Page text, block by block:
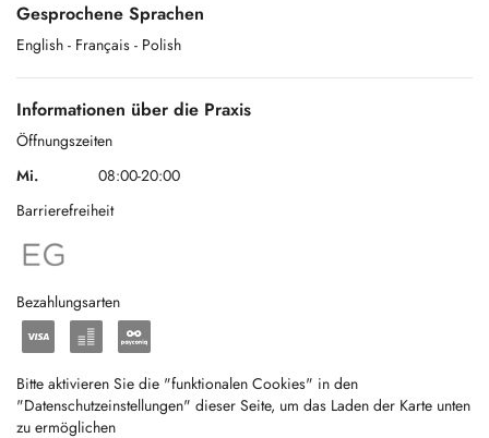
Gesprochene Sprachen
English - Français - Polish
Informationen über die Praxis
Öffnungszeiten
Mi.
08:00-20:00
Barrierefreiheit
Bezahlungsarten
Bitte aktivieren Sie die "funktionalen Cookies" in den
"Datenschutzeinstellungen" dieser Seite, um das Laden der Karte unten
zu ermöglichen